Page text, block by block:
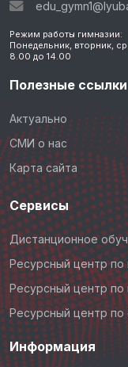
Режим работы гимназии:
Понедельник, вторник,
8.00 до 14.00
Полезные ссылки
Актуально
СМИ о нас
Карта сайта
Сервисы
Дистанционное
Ресурсный центр по
Ресурсный центр по
Ресурсный центр по
Информация